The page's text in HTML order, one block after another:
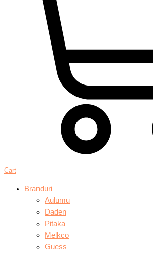
Cart
Branduri
Aulumu
Daden
Pitaka
Melkco
Guess